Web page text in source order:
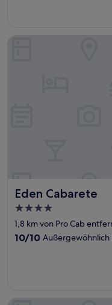
Eden Cabarete
Eden Cabarete
4.0-
Sterne-
Unterkunft
1,8 km von Pro Cab
10.0
10/10 Außergewöhnlich